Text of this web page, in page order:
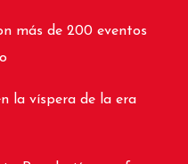
más de 200 eventos
la víspera de la era